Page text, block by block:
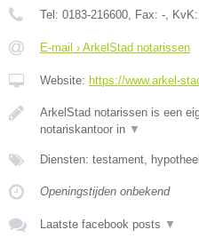
Tel: 0183-216600, Fax: -, KvK:
E-mail › ArkelStad notarissen
Website: https://www.arkel-
ArkelStad notarissen is een
notariskantoor in ▼
Diensten: testament,
Openingstijden onbekend
Laatste facebook posts ▼